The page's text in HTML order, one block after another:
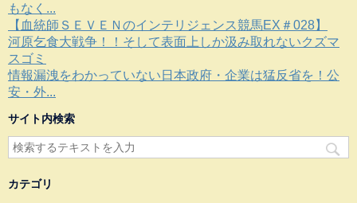
もなく...
【血統師ＳＥＶＥＮのインテリジェンス競馬EX＃028】
河原乞食大戦争！！そして表面上しか汲み取れないクズマ
スゴミ
情報漏洩をわかっていない日本政府・企業は猛反省を！公
安・外...
サイト内検索
カテゴリ